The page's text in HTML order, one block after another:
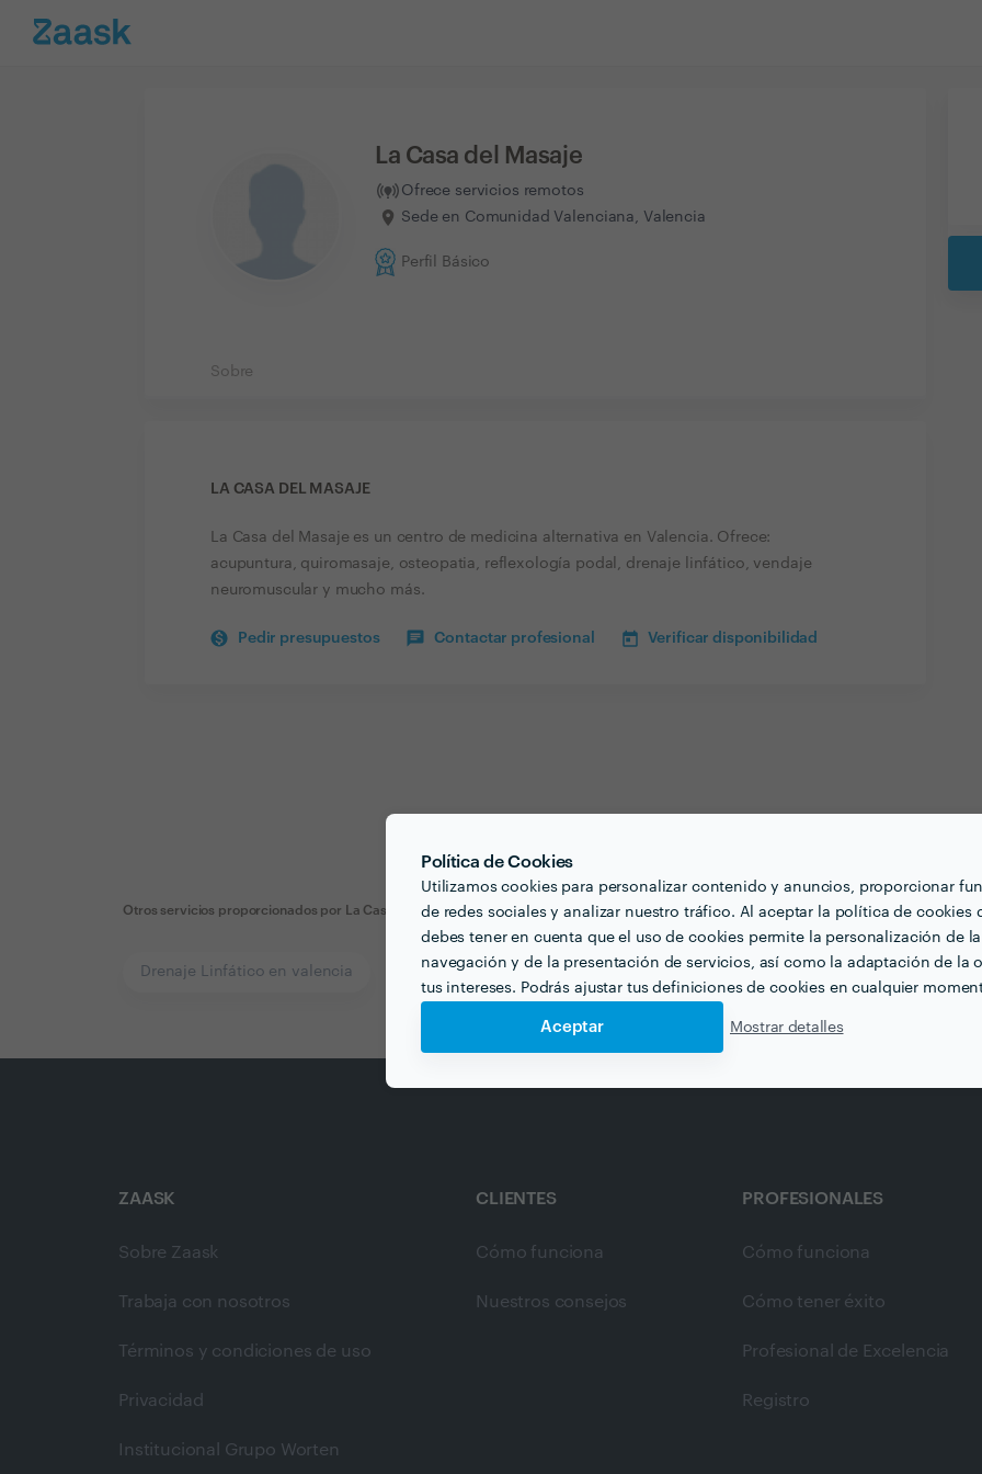
Política de Cookies
Utilizamos cookies para personalizar contenido y anuncios, proporcionar
de redes sociales y analizar nuestro tráfico. Al aceptar la política de cookies
debes tener en cuenta que el uso de cookies permite la personalización de la
navegación y de la presentación de servicios, así como la adaptación de la
tus intereses. Podrás ajustar tus definiciones de cookies en cualquier
Aceptar Mostrar detalles
La Casa del Masaje
Ofrece servicios remotos
Sede en Comunidad Valenciana, Valencia
Perfil Básico
Sobre
LA CASA DEL MASAJE
La Casa del Masaje es un centro de medicina alternativa en Valencia. Ofrece:
acupuntura, quiromasaje, osteopatia, reflexología podal, drenaje linfático, vendaje
neuromuscular y mucho más.
Pedir presupuestos Contactar profesional Verificar disponibilidad
Otros servicios proporcionados por La Casa del Masaje
Drenaje Linfático en valencia
ZAASK
Sobre Zaask
Trabaja con nosotros
Términos y condiciones de uso
Privacidad
Institucional Grupo Worten
CLIENTES
Cómo funciona
Nuestros consejos
PROFESIONALES
Cómo funciona
Cómo tener éxito
Profesional de Excelencia
Registro